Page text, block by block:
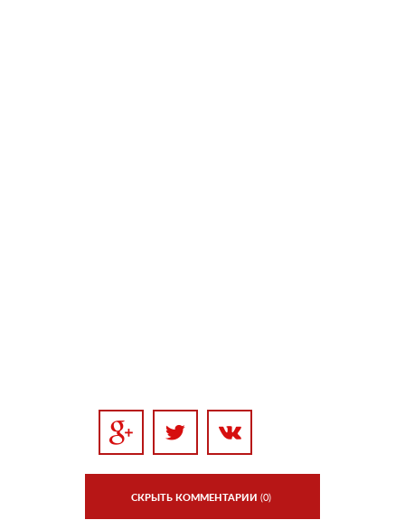
СКРЫТЬ КОММЕНТАРИИ (0)